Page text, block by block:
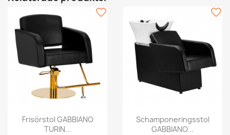
Frisörstol GABBIANO
TURIN...
favorite_border
Schamponeringsstol
GABBIANO...
favorite_border